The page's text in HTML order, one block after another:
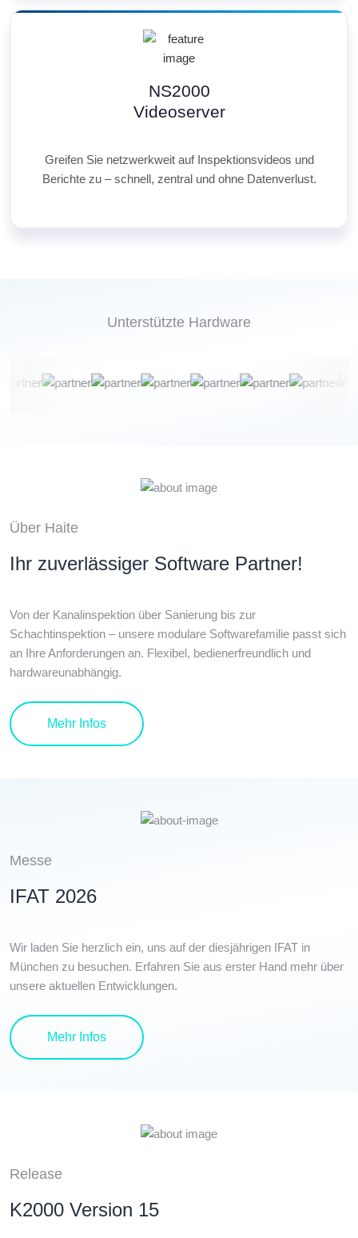
NS2000
Videoserver
Greifen Sie netzwerkweit auf Inspektionsvideos und
Berichte zu – schnell, zentral und ohne Datenverlust.
Unterstützte Hardware
Über Haite
Ihr zuverlässiger Software Partner!
Von der Kanalinspektion über Sanierung bis zur
Schachtinspektion – unsere modulare Softwarefamilie passt sich
an Ihre Anforderungen an. Flexibel, bedienerfreundlich und
hardwareunabhängig.
Mehr InfosDetails
Messe
IFAT 2026
Wir laden Sie herzlich ein, uns auf der diesjährigen IFAT in
München zu besuchen. Erfahren Sie aus erster Hand mehr über
unsere aktuellen Entwicklungen.
Mehr InfosDetails
Release
K2000 Version 15